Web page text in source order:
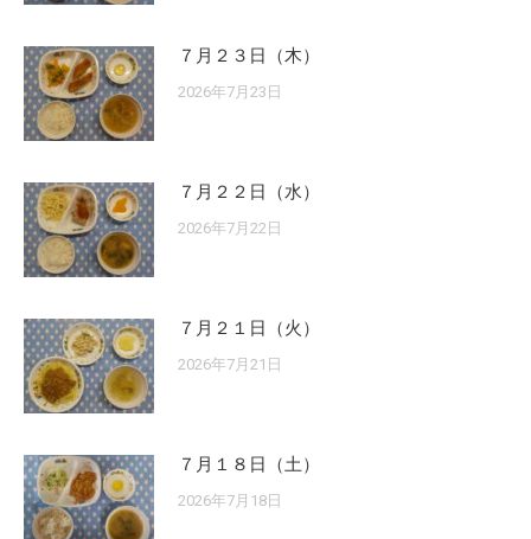
７月２３日（木）
2026年7月23日
７月２２日（水）
2026年7月22日
７月２１日（火）
2026年7月21日
７月１８日（土）
2026年7月18日